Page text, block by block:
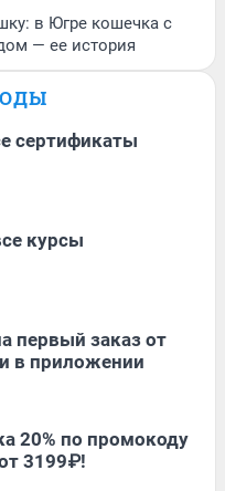
в Югре кошечка с
— ее история
сертификаты
курсы
первый заказ от
в приложении
20% по промокоду
3199₽!